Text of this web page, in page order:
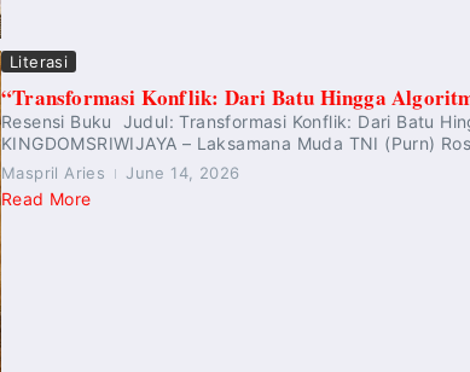
Literasi
“Transformasi Konflik: Dari Batu Hingga
Resensi Buku Judul: Transformasi Konflik: Dari Batu
KINGDOMSRIWIJAYA – Laksamana Muda TNI (Purn)
Maspril Aries June 14, 2026
Read More